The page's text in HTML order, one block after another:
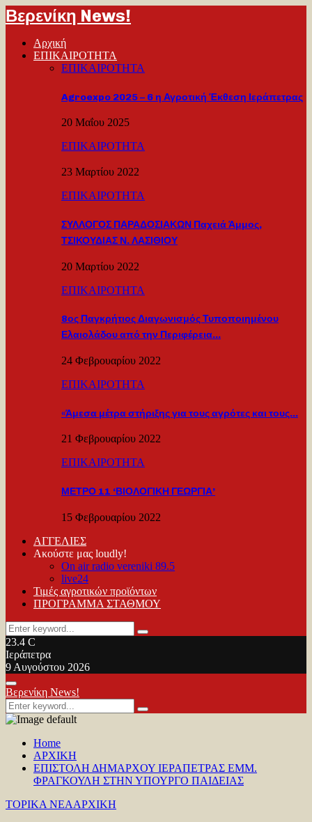
Βερενίκη News!
Αρχική
ΕΠΙΚΑΙΡΟΤΗΤΑ
ΕΠΙΚΑΙΡΟΤΗΤΑ
Agroexpo 2025 – 6 η Αγροτική Έκθεση Ιεράπετρας
20 Μαΐου 2025
ΕΠΙΚΑΙΡΟΤΗΤΑ
23 Μαρτίου 2022
ΕΠΙΚΑΙΡΟΤΗΤΑ
ΣΥΛΛΟΓΟΣ ΠΑΡΑΔΟΣΙΑΚΩΝ Παχειά Άμμος,
ΤΣΙΚΟΥΔΙΑΣ Ν. ΛΑΣΙΘΙΟΥ
20 Μαρτίου 2022
ΕΠΙΚΑΙΡΟΤΗΤΑ
8ος Παγκρήτιος Διαγωνισμός Τυποποιημένου
Ελαιολάδου από την Περιφέρεια…
24 Φεβρουαρίου 2022
ΕΠΙΚΑΙΡΟΤΗΤΑ
«Άμεσα μέτρα στήριξης για τους αγρότες και τους…
21 Φεβρουαρίου 2022
ΕΠΙΚΑΙΡΟΤΗΤΑ
ΜΕΤΡΟ 11 ‘ΒΙΟΛΟΓΙΚΗ ΓΕΩΡΓΙΑ’
15 Φεβρουαρίου 2022
ΑΓΓΕΛΙΕΣ
Ακούστε μας loudly!
On air radio vereniki 89.5
live24
Τιμές αγροτικών προϊόντων
ΠΡΟΓΡΑΜΜΑ ΣΤΑΘΜΟΥ
Search
for:
Search
23.4 C
Ιεράπετρα
9 Αυγούστου 2026
Facebook
Twitter
Youtube
Primary
Menu
Βερενίκη News!
Search
for:
Search
Home
ΑΡΧΙΚΗ
ΕΠΙΣΤΟΛΗ ΔΗΜΑΡΧΟΥ ΙΕΡΑΠΕΤΡΑΣ ΕΜΜ.
ΦΡΑΓΚΟΥΛΗ ΣΤΗΝ ΥΠΟΥΡΓΟ ΠΑΙΔΕΙΑΣ
TOPIKA NEAΑΡΧΙΚΗ